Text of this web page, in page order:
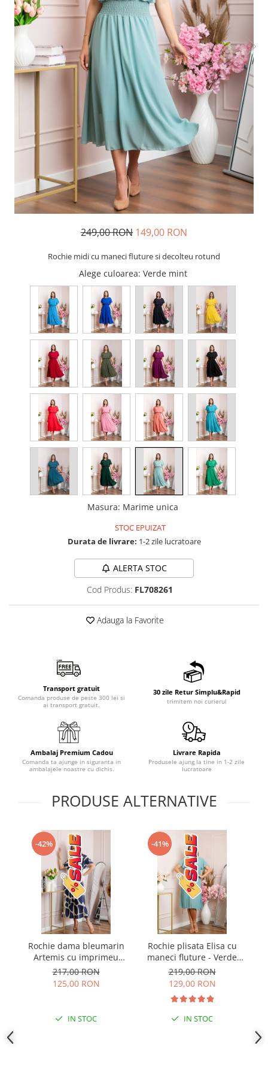
249,00 RON 149,00 RON
Rochie midi cu maneci fluture si decolteu rotund
Alege culoarea: Verde mint
Masura: Marime unica
STOC EPUIZAT
Durata de livrare: 1-2 zile lucratoare
ALERTA STOC
Cod Produs: FL708261
Adauga la Favorite
Transport gratuit
Comanda produse de peste 300 lei si
ai transport gratuit.
30 zile Retur Simplu&Rapid
trimitem noi curierul
Ambalaj Premium Cadou
Comanda ta ajunge in siguranta in
ambalajele noastre cu dichis.
Livrare Rapida
Produsele ajung la tine in 1-2 zile
lucratoare
PRODUSE ALTERNATIVE
-42%
Rochie dama bleumarin
Artemis cu imprimeu
abstract si cordon in talie
217,00 RON
125,00 RON
IN STOC
-41%
Rochie plisata Elisa cu
maneci fluture - Verde
mint
219,00 RON
129,00 RON
IN STOC